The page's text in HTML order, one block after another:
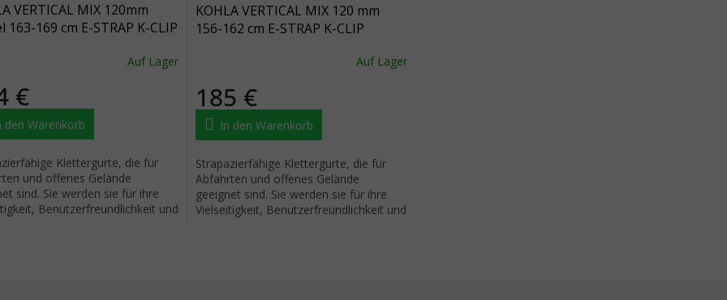
VERTICAL MIX 120mm
163-169 cm E-STRAP K-CLIP
Auf Lager
€
den Warenkorb
Klettergurte, die für
und offenes Gelände
sind. Sie werden sie für ihre
Benutzerfreundlichkeit und
KOHLA VERTICAL MIX 120 mm
156-162 cm E-STRAP K-CLIP
Auf Lager
185 €
In den Warenkorb
Strapazierfähige Klettergurte, die für
Abfahrten und offenes Gelände
geeignet sind. Sie werden sie für ihre
Vielseitigkeit, Benutzerfreundlichkeit und